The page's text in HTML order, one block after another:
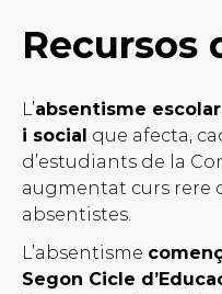
Recursos
L’absentisme escolar
i social que afecta,
d’estudiants de la
augmentat curs rere
absentistes.
L’absentisme
Segon Cicle